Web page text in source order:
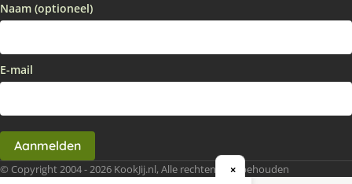
Naam (optioneel)
E-mail
Aanmelden
© Copyright 2004 - 2026 KookJij.nl, Alle rechten voorbehouden
×